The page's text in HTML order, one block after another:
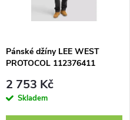
Pánské džíny LEE WEST
PROTOCOL 112376411
2 753 Kč
Skladem